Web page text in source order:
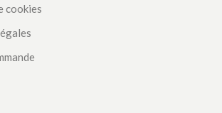
cookies